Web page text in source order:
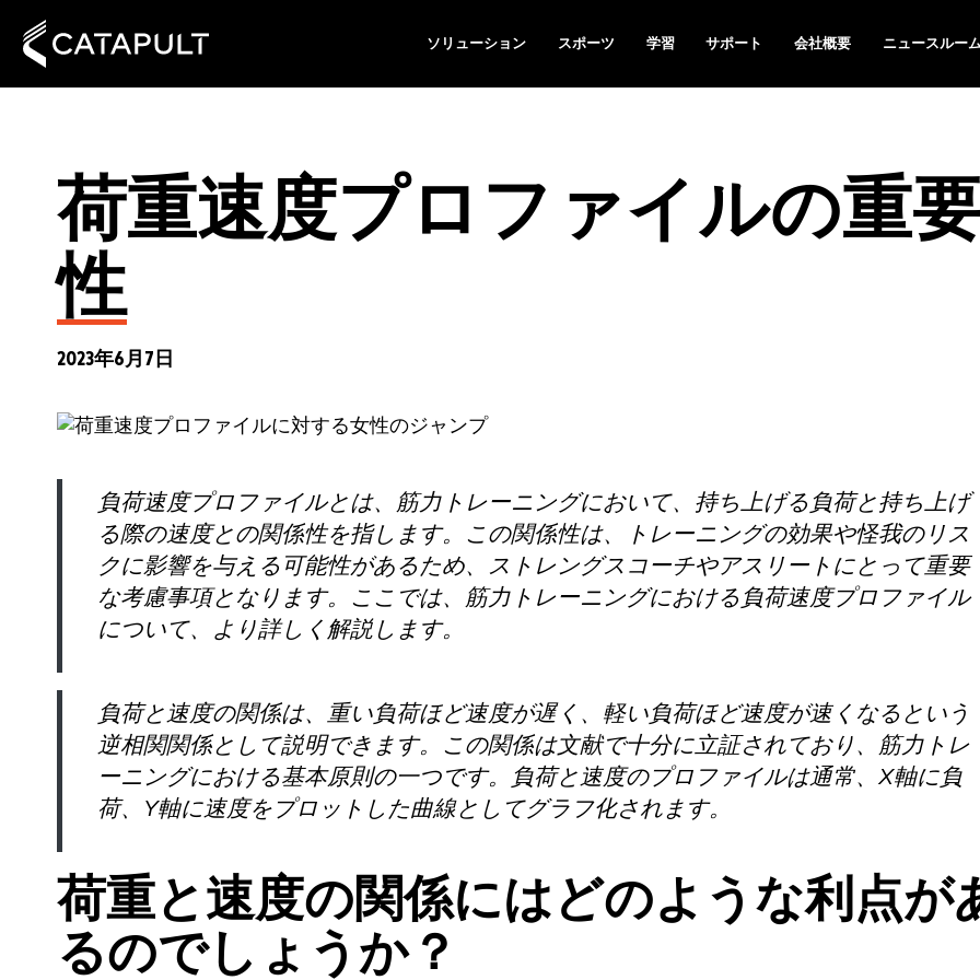
ソリューション スポーツ 学習 サポート 会社概要 ニュースルー
荷重速度プロファイルの重
性
2023年6月7日
負荷速度プロファイルとは、筋力トレーニングにおいて、持ち上げる負荷と持ち上げ
る際の速度との関係性を指します。この関係性は、トレーニングの効果や怪我のリス
クに影響を与える可能性があるため、ストレングスコーチやアスリートにとって重要
な考慮事項となります。ここでは、筋力トレーニングにおける負荷速度プロファイル
について、より詳しく解説します。
負荷と速度の関係は、重い負荷ほど速度が遅く、軽い負荷ほど速度が速くなるという
逆相関関係として説明できます。この関係は文献で十分に立証されており、筋力トレ
ーニングにおける基本原則の一つです。負荷と速度のプロファイルは通常、X軸に負
荷、Y軸に速度をプロットした曲線としてグラフ化されます。
荷重と速度の関係にはどのような利点が
るのでしょうか？